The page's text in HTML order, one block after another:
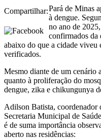
Compartilhar:Pará de Minas
à dengue.
no ano de
confirmados da
abaixo do que a cidade
verificados.
Mesmo diante de um cenário
quanto à proliferação do
dengue, zika e chikungunya
Adilson Batista,
Secretaria Municipal de
é de suma importância
aberto nas residências: